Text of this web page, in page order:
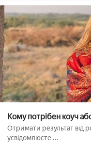
Кому потрібен коуч
фахівцем
Отримати результат від
усвідомлюєте ...